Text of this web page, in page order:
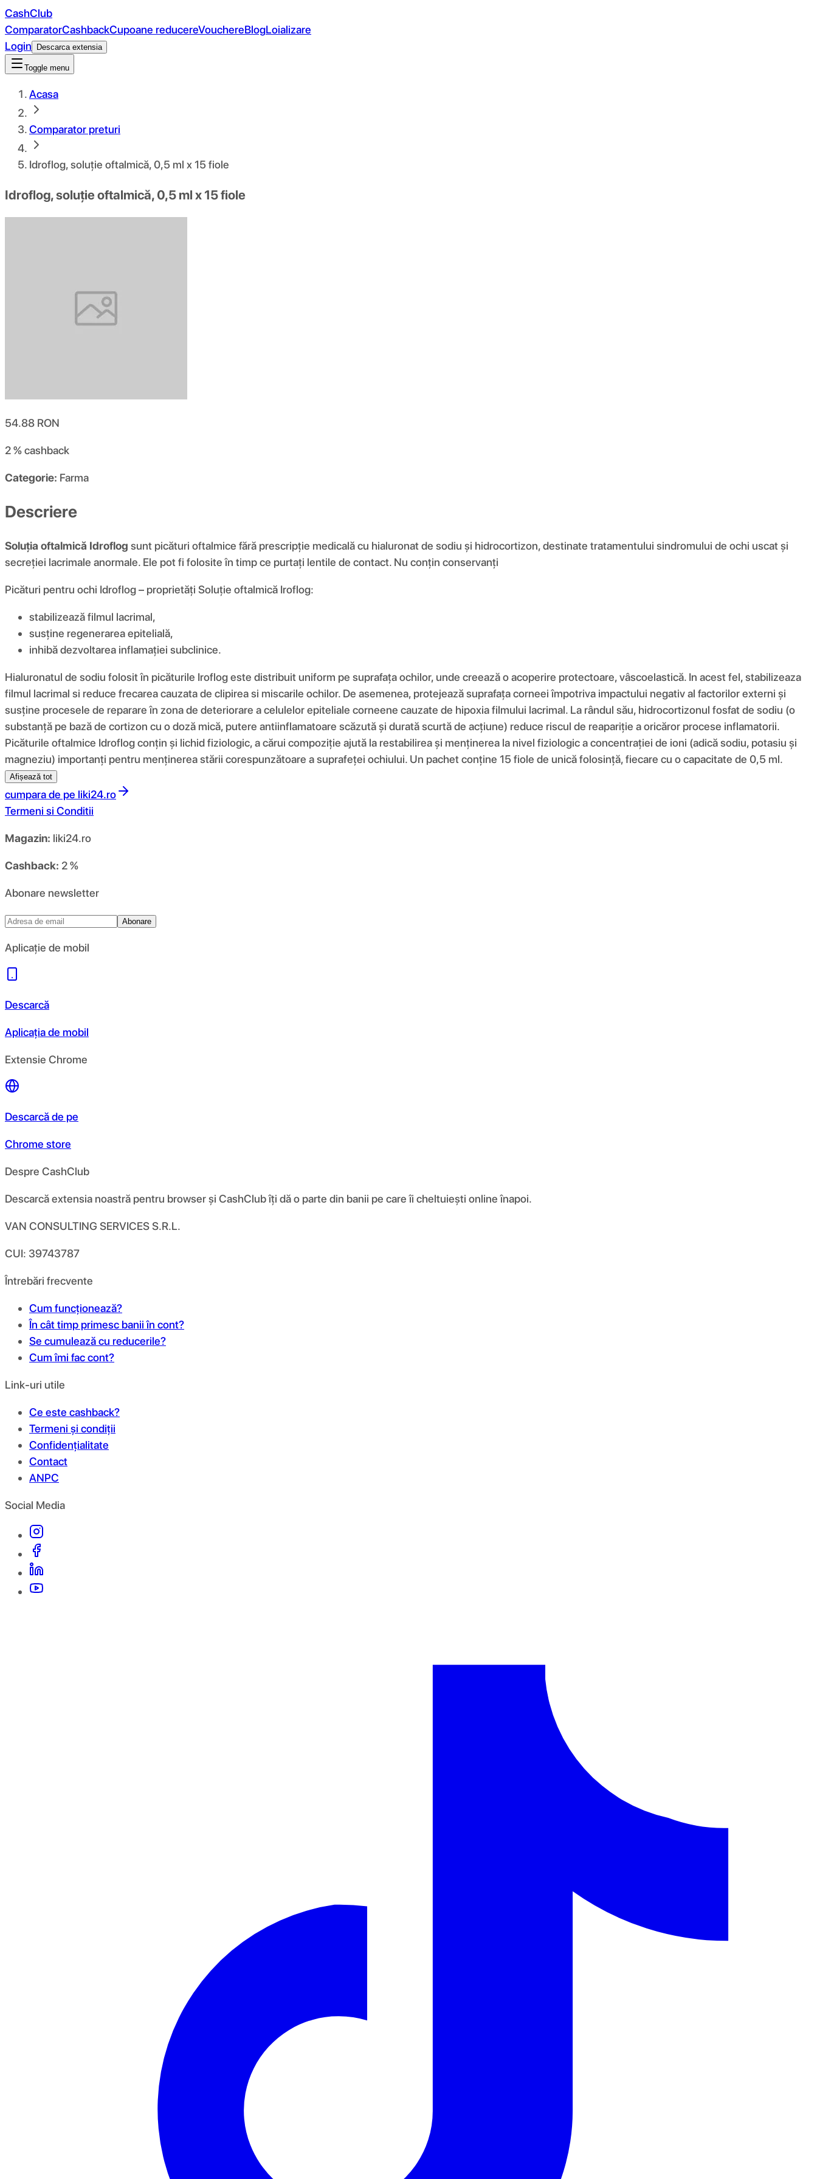
CashClub
ComparatorCashbackCupoane reducereVouchereBlogLoializare
Login
Descarca extensia
Toggle menu
Acasa
Comparator preturi
Idroflog, soluție oftalmică, 0,5 ml x 15 fiole
Idroflog, soluție oftalmică, 0,5 ml x 15 fiole
54.88 RON
2 %cashback
Categorie: Farma
Descriere
Soluția oftalmică Idroflog sunt picături oftalmice fără prescripție medicală cu hialuronat de sodiu și hidrocortizon, destinate tratamentului sindromului de ochi uscat și
secreției lacrimale anormale. Ele pot fi folosite în timp ce purtați lentile de contact. Nu conțin conservanți
Picături pentru ochi Idroflog – proprietăți Soluție oftalmică Iroflog:
stabilizează filmul lacrimal,
susține regenerarea epitelială,
inhibă dezvoltarea inflamației subclinice.
Hialuronatul de sodiu folosit în picăturile Iroflog este distribuit uniform pe suprafața ochilor, unde creează o acoperire protectoare, vâscoelastică. In acest fel, stabilizeaza
filmul lacrimal si reduce frecarea cauzata de clipirea si miscarile ochilor. De asemenea, protejează suprafața corneei împotriva impactului negativ al factorilor externi și
susține procesele de reparare în zona de deteriorare a celulelor epiteliale corneene cauzate de hipoxia filmului lacrimal. La rândul său, hidrocortizonul fosfat de sodiu (o
substanță pe bază de cortizon cu o doză mică, putere antiinflamatoare scăzută și durată scurtă de acțiune) reduce riscul de reapariție a oricăror procese inflamatorii.
Picăturile oftalmice Idroflog conțin și lichid fiziologic, a cărui compoziție ajută la restabilirea și menținerea la nivel fiziologic a concentrației de ioni (adică sodiu, potasiu și
magneziu) importanți pentru menținerea stării corespunzătoare a suprafeței ochiului. Un pachet conține 15 fiole de unică folosință, fiecare cu o capacitate de 0,5 ml.
Afișează tot
cumpara de pe liki24.ro
Termeni si Conditii
Magazin: liki24.ro
Cashback: 2 %
Abonare newsletter
Abonare
Aplicație de mobil
Descarcă
Aplicația de mobil
Extensie Chrome
Descarcă de pe
Chrome store
Despre CashClub
Descarcă extensia noastră pentru browser și CashClub îți dă o parte din banii pe care îi cheltuiești online înapoi.
VAN CONSULTING SERVICES S.R.L.
CUI: 39743787
Întrebări frecvente
Cum funcționează?
În cât timp primesc banii în cont?
Se cumulează cu reducerile?
Cum îmi fac cont?
Link-uri utile
Ce este cashback?
Termeni și condiții
Confidențialitate
Contact
ANPC
Social Media